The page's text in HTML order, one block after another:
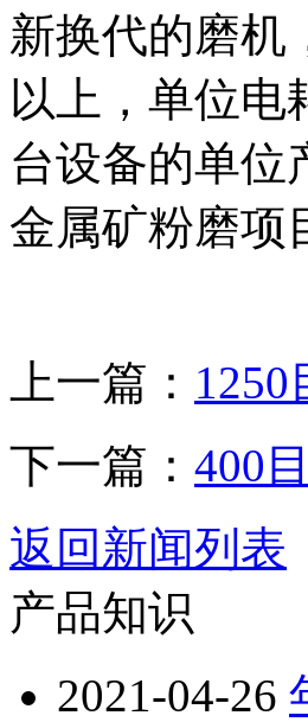
新换代的磨机
以上，单位电
台设备的单位
金属矿粉磨项
上一篇：
下一篇： 400
返回新闻列表
产品知识
2021-04-26